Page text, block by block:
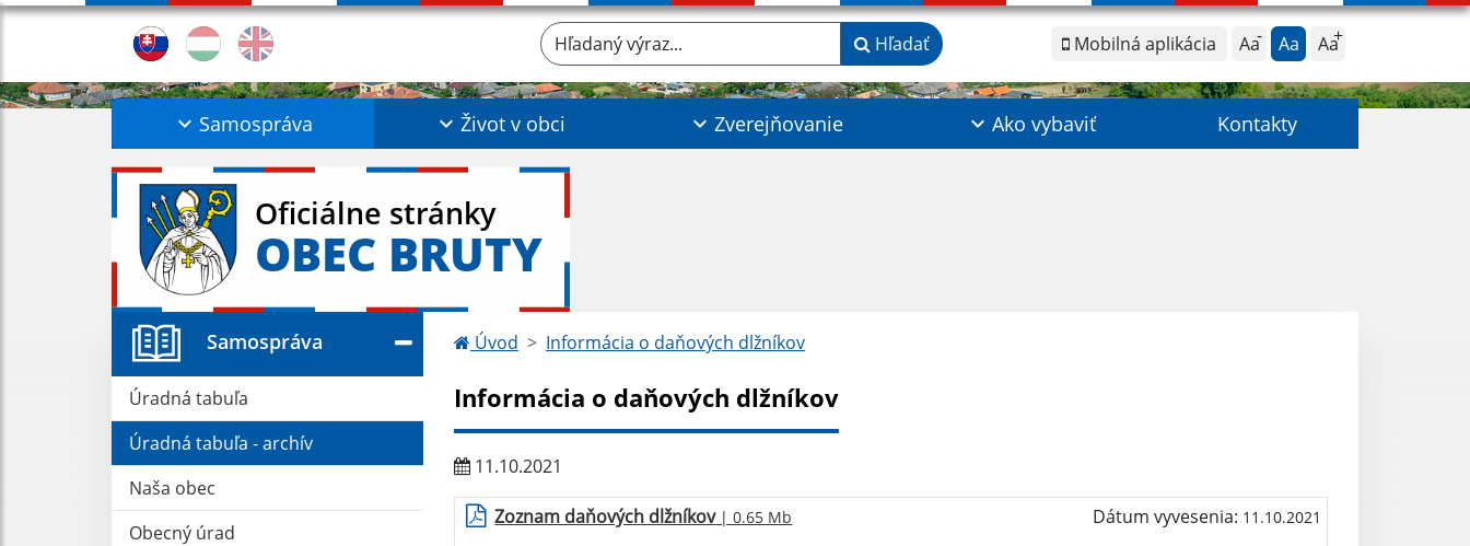
Mobilná aplikácia Aa Aa Aa
Hľadaný výraz... Hľadať
Samospráva Život v obci Zverejňovanie Ako vybaviť Kontakty
Oficiálne stránky
OBEC BRUTY
Samospráva
Úradná tabuľa
Úradná tabuľa - archív
Naša obec
Obecný úrad
Úvod Informácia o daňových dlžníkov
Informácia o daňových dlžníkov
11.10.2021
Zoznam daňových dlžníkov| 0.65 Mb Dátum vyvesenia: 11.10.2021